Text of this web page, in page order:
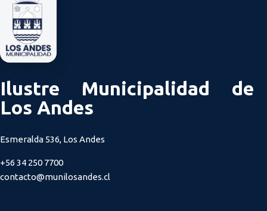
Ilustre Municipalidad de
Los Andes
Esmeralda 536, Los Andes
+56 34 250 7700
contacto@munilosandes.cl